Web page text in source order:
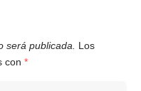
será publicada. Los
con *